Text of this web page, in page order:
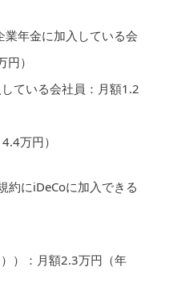
業年金に加入している会
）
ている会社員：月額1.2
万円）
約にiDeCoに加入できる
）：月額2.3万円（年